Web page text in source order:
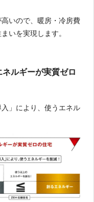
いので、暖房・冷房費
いを実現します。
ルギーが実質ゼロ
入」により、使うエネル